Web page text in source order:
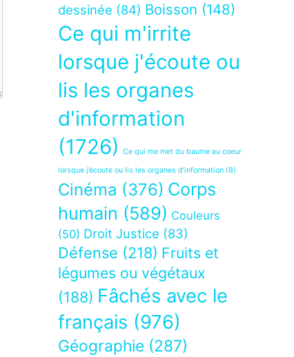
dessinée (84) Boisson (148)
Ce qui m'irrite
lorsque j'écoute ou
lis les organes
d'information
(1726)
Ce qui me met du baume au coeur
lorsque j’écoute ou lis les organes d’information (9)
Cinéma (376) Corps
humain (589) Couleurs
(50) Droit Justice (83)
Défense (218) Fruits et
légumes ou végétaux
(188) Fâchés avec le
français (976)
Géographie (287)